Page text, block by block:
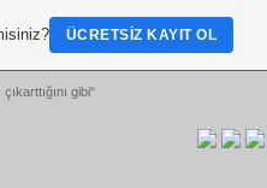
gibi“
ÜCRETSIZ KAYIT OL